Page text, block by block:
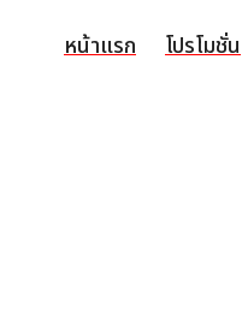
หน้าแรก โปรโมชั่น